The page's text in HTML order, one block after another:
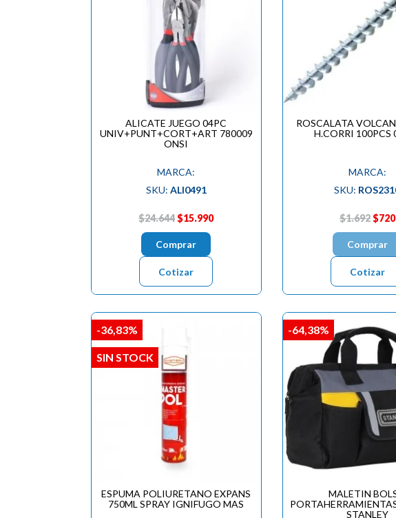
ALICATE JUEGO 04PC
UNIV+PUNT+CORT+ART 780009
ONSI
MARCA:
SKU: ALI0491
$24.644$15.990
Comprar
Cotizar
ROSCALATA
H.CORRI 100PCS
MARCA:
SKU:
$1.692$720
Comprar
Cotizar
ESPUMA POLIURETANO EXPANS
750ML SPRAY IGNIFUGO MAS
-36,83%
SIN STOCK
MALETIN
STANLEY
-64,38%